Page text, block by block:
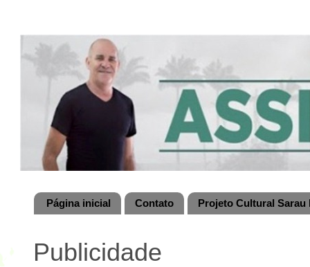
Página inicial Contato Projeto Cultural
Publicidade